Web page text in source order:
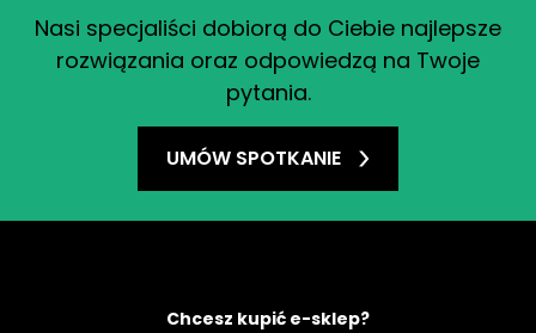
Nasi specjaliści dobiorą do Ciebie najlepsze
rozwiązania oraz odpowiedzą na Twoje
pytania.
UMÓW SPOTKANIE
Chcesz kupić e-sklep?